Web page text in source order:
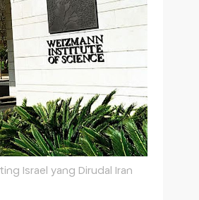
Israel yang Dirudal Iran